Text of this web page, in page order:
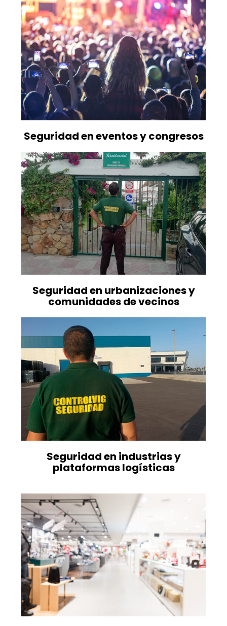
Seguridad en eventos y congresos
Seguridad en urbanizaciones y
comunidades de vecinos
Seguridad en industrias y
plataformas logísticas